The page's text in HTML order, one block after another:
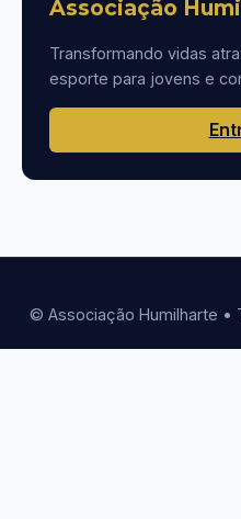
Associação
Transformando vidas
esporte para jovens e
© Associação Humilharte •